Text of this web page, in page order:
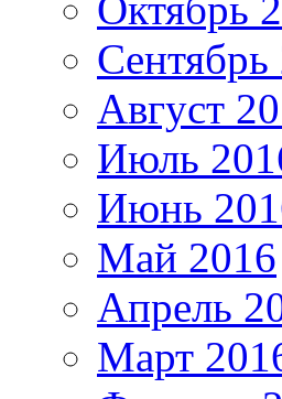
Октябрь
Сентябрь
Август
Июль
Июнь
Май 2016
Апрель
Март